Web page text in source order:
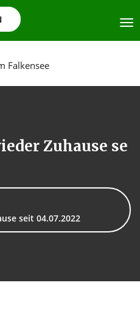
Zuhause se
seit 04.07.2022